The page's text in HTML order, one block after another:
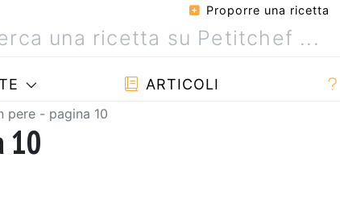
Proporre una ricetta
ARTICOLI
pere - pagina 10
10